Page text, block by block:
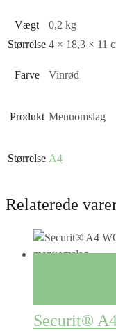
Vægt
0,2 kg
Størrelse 4 × 18,3 × 11
Farve Vinrød
Produkt Menuomslag
Størrelse A4
Relaterede
Securit®